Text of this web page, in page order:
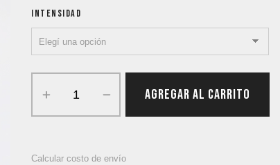
INTENSIDAD
AGREGAR AL CARRITO
Calcular costo de envío